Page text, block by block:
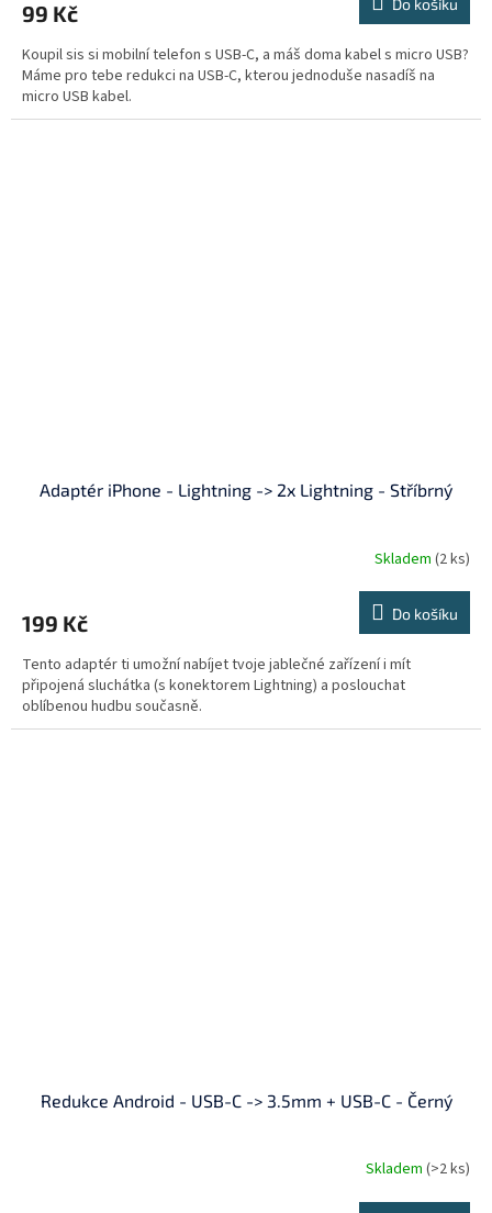
99 Kč
Koupil sis si mobilní telefon s USB-C, a máš doma kabel s micro USB?
Máme pro tebe redukci na USB-C, kterou jednoduše nasadíš na
micro USB kabel.
Adaptér iPhone - Lightning -> 2x Lightning - Stříbrný
Skladem (2 ks)
199 Kč Do košíku
Tento adaptér ti umožní nabíjet tvoje jablečné zařízení i mít
připojená sluchátka (s konektorem Lightning) a poslouchat
oblíbenou hudbu současně.
Redukce Android - USB-C -> 3.5mm + USB-C - Černý
Skladem (>2 ks)